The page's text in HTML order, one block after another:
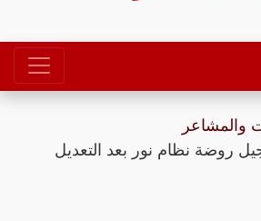
والمشاعر
روضة نظام نور بعد التعديل